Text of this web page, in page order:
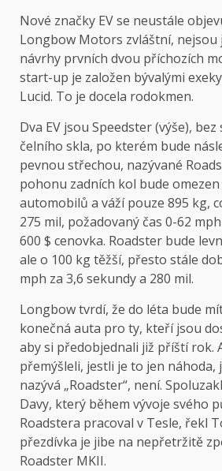
Nové značky EV se neustále
Longbow Motors zvláštní,
návrhy prvních dvou příchozích
start-up je založen bývalými
Lucid. To je docela rodokmen.
Dva EV jsou Speedster (výše),
čelního skla, po kterém bude
pevnou střechou, nazývané
pohonu zadních kol bude omezen
automobilů a váží pouze 895 kg,
275 mil, požadovaný čas 0-62
600 $ cenovka. Roadster bude
ale o 100 kg těžší, přesto stále
mph za 3,6 sekundy a 280 mil.
Longbow tvrdí, že do léta bude
konečná auta pro ty, kteří jsou
aby si předobjednali již příští rok.
přemýšleli, jestli je to jen náhoda,
nazývá „Roadster“, není.
Davy, který během vývoje svého
Roadstera pracoval v Tesle, řekl
přezdívka je jibe na nepřetržitě
Roadster MKII.